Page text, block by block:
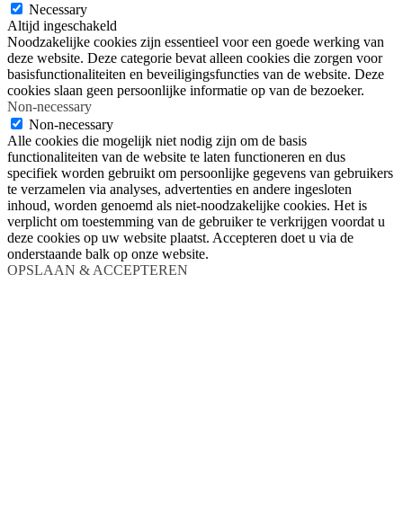
Necessary
Altijd ingeschakeld
Noodzakelijke cookies zijn essentieel voor een goede werking van
deze website. Deze categorie bevat alleen cookies die zorgen voor
basisfunctionaliteiten en beveiligingsfuncties van de website. Deze
cookies slaan geen persoonlijke informatie op van de bezoeker.
Non-necessary
Non-necessary
Alle cookies die mogelijk niet nodig zijn om de basis
functionaliteiten van de website te laten functioneren en dus
specifiek worden gebruikt om persoonlijke gegevens van gebruikers
te verzamelen via analyses, advertenties en andere ingesloten
inhoud, worden genoemd als niet-noodzakelijke cookies. Het is
verplicht om toestemming van de gebruiker te verkrijgen voordat u
deze cookies op uw website plaatst. Accepteren doet u via de
onderstaande balk op onze website.
OPSLAAN & ACCEPTEREN